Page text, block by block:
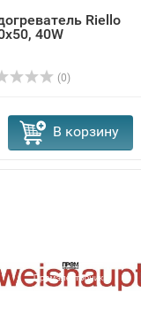
Riello
40W
(0)
В корзину